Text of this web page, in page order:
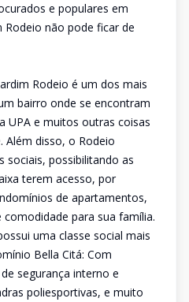
e populares em
Rodeio não pode ficar de
Rodeio é um dos mais
bairro onde se encontram
UPA e muitos outras coisas
Além disso, o Rodeio
sociais, possibilitando as
terem acesso, por
de apartamentos,
para sua família.
uma classe social mais
Bella Citá: Com
segurança interno e
poliesportivas, e muito